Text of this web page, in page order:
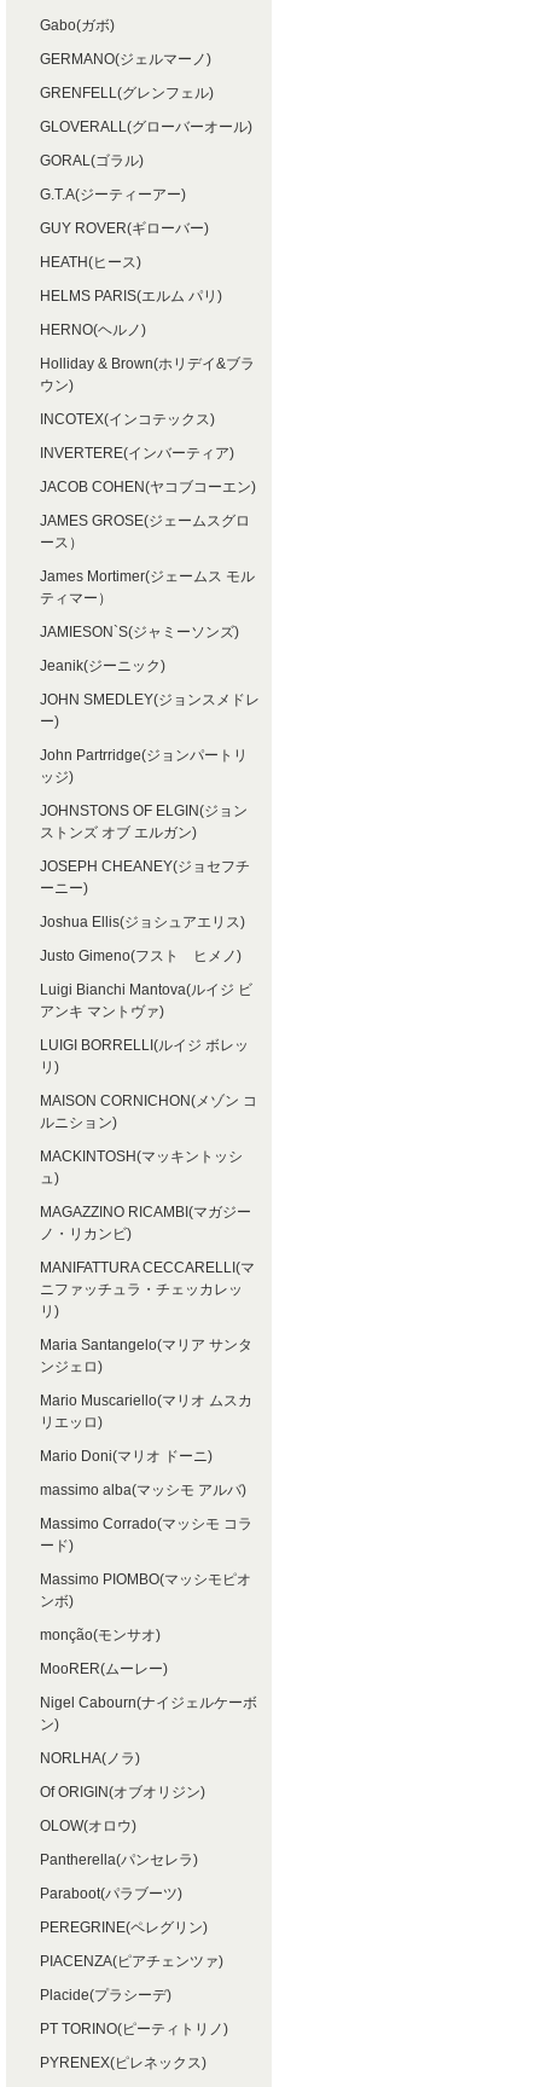
Gabo(ガボ)
GERMANO(ジェルマーノ)
GRENFELL(グレンフェル)
GLOVERALL(グローバーオール)
GORAL(ゴラル)
G.T.A(ジーティーアー)
GUY ROVER(ギローバー)
HEATH(ヒース)
HELMS PARIS(エルム パリ)
HERNO(ヘルノ)
Holliday & Brown(ホリデイ&ブラ
ウン)
INCOTEX(インコテックス)
INVERTERE(インバーティア)
JACOB COHEN(ヤコブコーエン)
JAMES GROSE(ジェームスグロ
ース）
James Mortimer(ジェームス モル
ティマー）
JAMIESON`S(ジャミーソンズ)
Jeanik(ジーニック)
JOHN SMEDLEY(ジョンスメドレ
ー)
John Partrridge(ジョンパートリ
ッジ)
JOHNSTONS OF ELGIN(ジョン
ストンズ オブ エルガン)
JOSEPH CHEANEY(ジョセフチ
ーニー)
Joshua Ellis(ジョシュアエリス)
Justo Gimeno(フスト ヒメノ)
Luigi Bianchi Mantova(ルイジ ビ
アンキ マントヴァ)
LUIGI BORRELLI(ルイジ ボレッ
リ)
MAISON CORNICHON(メゾン コ
ルニション)
MACKINTOSH(マッキントッシ
ュ)
MAGAZZINO RICAMBI(マガジー
ノ・リカンビ)
MANIFATTURA CECCARELLI(マ
ニファッチュラ・チェッカレッ
リ)
Maria Santangelo(マリア サンタ
ンジェロ)
Mario Muscariello(マリオ ムスカ
リエッロ)
Mario Doni(マリオ ドーニ)
massimo alba(マッシモ アルバ)
Massimo Corrado(マッシモ コラ
ード)
Massimo PIOMBO(マッシモピオ
ンボ)
monção(モンサオ)
MooRER(ムーレー)
Nigel Cabourn(ナイジェルケーボ
ン)
NORLHA(ノラ)
Of ORIGIN(オブオリジン)
OLOW(オロウ)
Pantherella(パンセレラ)
Paraboot(パラブーツ)
PEREGRINE(ペレグリン)
PIACENZA(ピアチェンツァ)
Placide(プラシーデ)
PT TORINO(ピーティトリノ)
PYRENEX(ピレネックス)